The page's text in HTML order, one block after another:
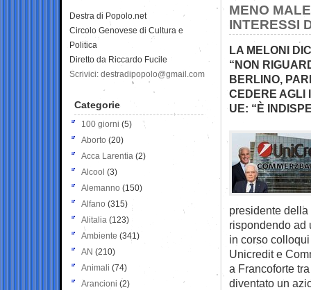
MENO
INTERESSI
LA MELONI
“NON
BERLINO,
CEDERE AGLI
UE: “È
presidente
rispondendo ad
in corso
Unicredit e
a Francoforte
diventato un
Destra di Popolo.net
Circolo Genovese di Cultura e
Politica
Diretto da Riccardo Fucile
Scrivici: destradipopolo@gmail.com
Categorie
100 giorni (5)
Aborto (20)
Acca Larentia (2)
Alcool (3)
Alemanno (150)
Alfano (315)
Alitalia (123)
Ambiente (341)
AN (210)
Animali (74)
Arancioni (2)